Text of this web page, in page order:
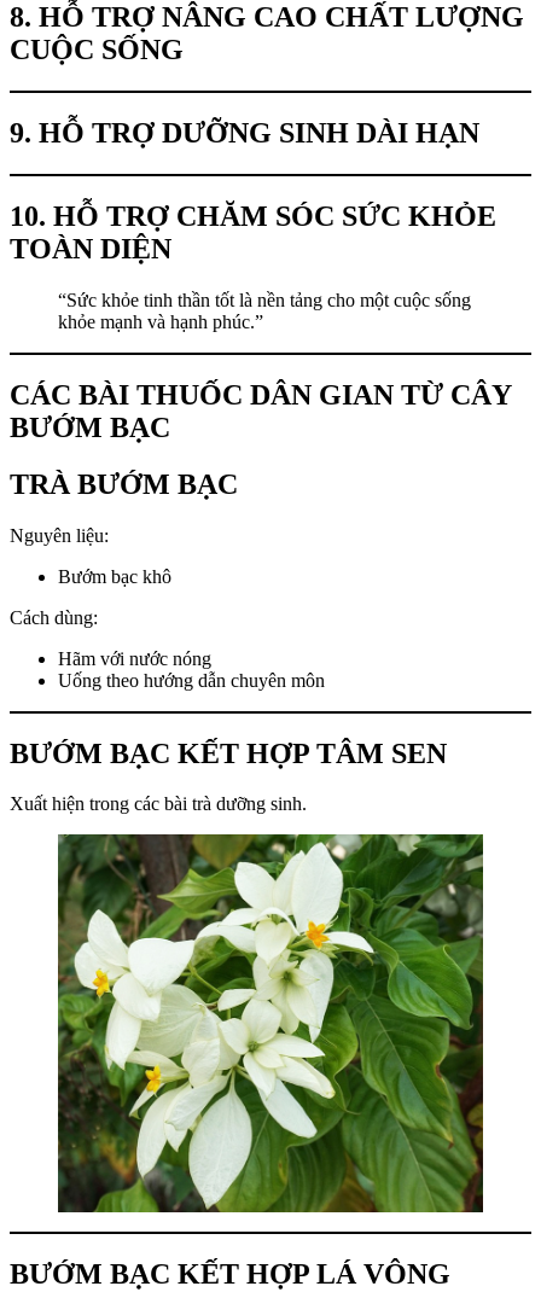
8. HỖ TRỢ NÂNG CAO CHẤT LƯỢNG
CUỘC SỐNG
9. HỖ TRỢ DƯỠNG SINH DÀI HẠN
10. HỖ TRỢ CHĂM SÓC SỨC KHỎE
TOÀN DIỆN
“Sức khỏe tinh thần tốt là nền tảng cho một cuộc sống
khỏe mạnh và hạnh phúc.”
CÁC BÀI THUỐC DÂN GIAN TỪ CÂY
BƯỚM BẠC
TRÀ BƯỚM BẠC
Nguyên liệu:
Bướm bạc khô
Cách dùng:
Hãm với nước nóng
Uống theo hướng dẫn chuyên môn
BƯỚM BẠC KẾT HỢP TÂM SEN
Xuất hiện trong các bài trà dưỡng sinh.
BƯỚM BẠC KẾT HỢP LÁ VÔNG